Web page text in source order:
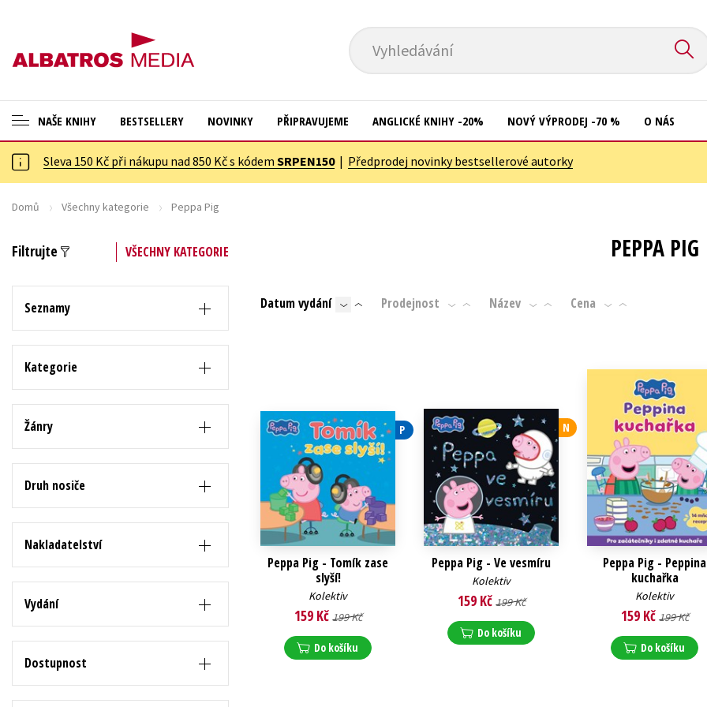
Vyhledávání
NAŠE KNIHY
ANGLICKÉ KNIHY -20 %
NOVÝ VÝPRODEJ -70 %
ASTERIX S DÁRKEM
🎁DÁRKOVÉ PUBLIKACE
Auto - moto
Beletrie pro děti
Byznys a ekonomie
Cestování
Digitální fotografie
Esoterika a duchovní svět
Kalendáře
Kariéra a osobní rozvoj
Počítače
Předškoláci
Příroda a zahrada
Učebnice
Young adult (SK)
Zahraniční literatura
Zdraví a životní styl
Všechny tituly
BESTSELLERY NOVINKY PŘIPRAVUJEME ANGLICKÉ KNIHY -20% NOVÝ VÝPRODEJ -70 % O NÁS
Sleva 150 Kč při nákupu nad 850 Kč s kódem SRPEN150| Předprodej novinky bestsellerové autorky
Domů Všechny kategorie Peppa Pig
VŠECHNY KATEGORIE
Filtrujte
Seznamy
Kategorie
Žánry
Druh nosiče
Nakladatelství
Vydání
Dostupnost
PEPPA PIG
Datum vydání Prodejnost Název Cena
P
Peppa Pig - Tomík zase
slyší!
Kolektiv
159 Kč 199 Kč
Do košíku
N
Peppa Pig - Ve vesmíru
Kolektiv
159 Kč 199 Kč
Do košíku
Peppa Pig - Peppina
kuchařka
Kolektiv
159 Kč 199 Kč
Do košíku